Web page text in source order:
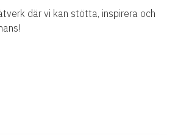
där vi kan stötta, inspirera och